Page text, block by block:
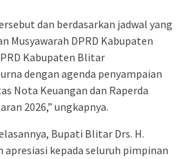
dan berdasarkan jadwal yang
Musyawarah DPRD Kabupaten
Kabupaten Blitar
dengan agenda penyampaian
Nota Keuangan dan Raperda
2026,” ungkapnya.
Bupati Blitar Drs. H.
apresiasi kepada seluruh pimpinan